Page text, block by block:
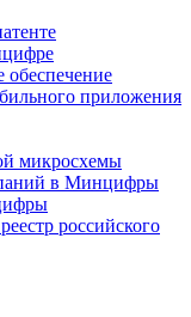
обеспечение
приложения
микросхемы
в Минцифры
российского